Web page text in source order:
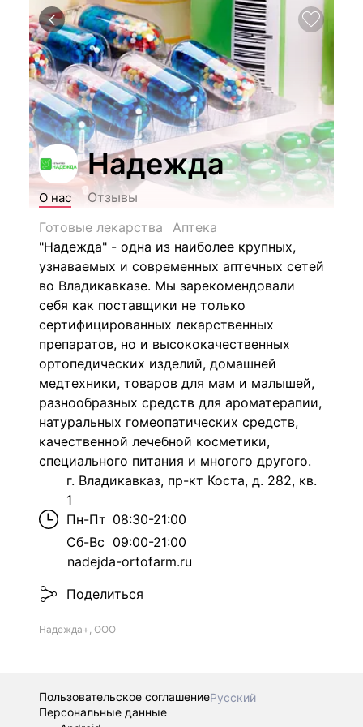
Надежда
О нас
Отзывы
Готовые лекарства
Аптека
"Надежда" - одна из наиболее крупных,
узнаваемых и современных аптечных сетей
во Владикавказе. Мы зарекомендовали
себя как поставщики не только
сертифицированных лекарственных
препаратов, но и высококачественных
ортопедических изделий, домашней
медтехники, товаров для мам и малышей,
разнообразных средств для ароматерапии,
натуральных гомеопатических средств,
качественной лечебной косметики,
специального питания и многого другого.
г. Владикавказ, пр-кт Коста, д. 282, кв.
1
Пн-Пт 08:30-21:00
Сб-Вс 09:00-21:00
nadejda-ortofarm.ru
Поделиться
Надежда+, ООО
Пользовательское соглашениеРусский
Персональные данные